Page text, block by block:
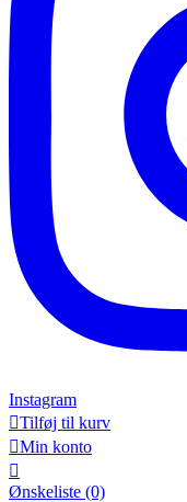
Instagram
Tilføj til kurv
Min konto

Ønskeliste (0)